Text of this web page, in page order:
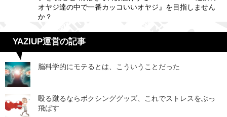
オヤジ達の中で一番カッコいいオヤジ』を目指しません
か？
YAZIUP運営の記事
脳科学的にモテるとは、こういうことだった
殴る蹴るならボクシンググッズ、これでストレスをぶっ
飛ばす